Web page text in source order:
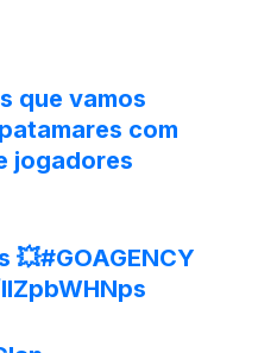
que vamos
com
jogadores
💥#GOAGENCY